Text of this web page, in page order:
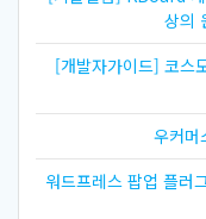
상의
[개발자가이드] 코스
우커머
워드프레스 팝업 플